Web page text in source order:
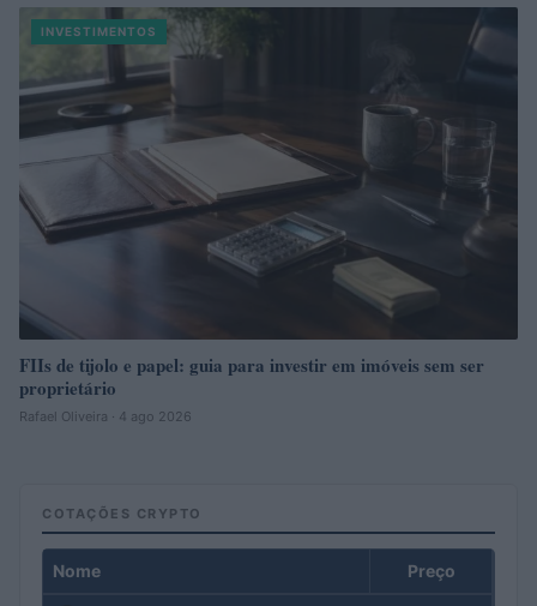
INVESTIMENTOS
FIIs de tijolo e papel: guia para investir em imóveis sem ser
proprietário
Rafael Oliveira · 4 ago 2026
COTAÇÕES CRYPTO
Nome Preço